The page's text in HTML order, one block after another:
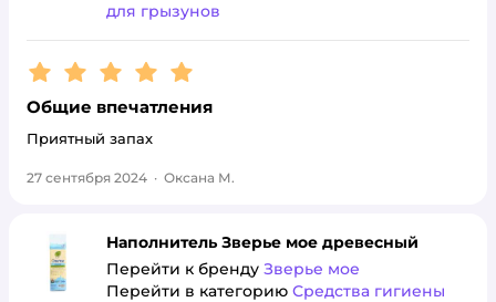
для грызунов
Рейтинг:5
Общие впечатления
Приятный запах
27 сентября 2024 · Оксана М.
Наполнитель Зверье мое древесный
Перейти к бренду Зверье мое
Перейти в категорию Средства гигиены